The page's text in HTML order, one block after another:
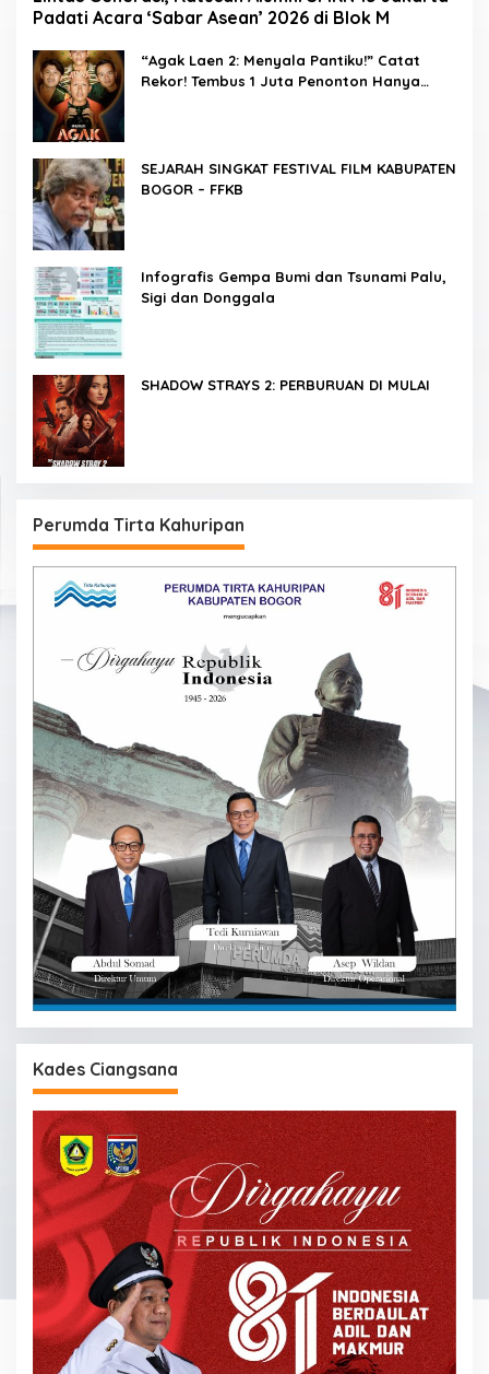
Padati Acara ‘Sabar Asean’ 2026 di Blok M
“Agak Laen 2: Menyala Pantiku!” Catat
Rekor! Tembus 1 Juta Penonton Hanya
SEJARAH SINGKAT FESTIVAL FILM KABUPATEN
BOGOR – FFKB
Infografis Gempa Bumi dan Tsunami Palu,
Sigi dan Donggala
SHADOW STRAYS 2: PERBURUAN DI MULAI
Perumda Tirta Kahuripan
Kades Ciangsana